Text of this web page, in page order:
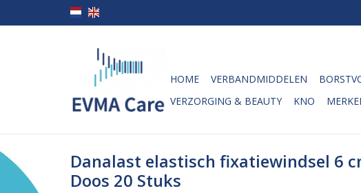
HOME VERBANDMIDDELEN
VERZORGING & BEAUTY
KNO
Danalast elastisch fixatiewindsel 6
Doos 20 Stuks